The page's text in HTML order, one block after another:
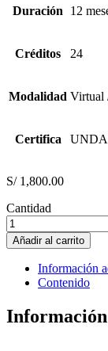
Duración 12
Créditos 24
Modalidad Virtual
Certifica
S/1,800.00
Cantidad
Dirección
y
Gerencia
Logística
Integral
cantidad
Añadir al carrito
Información
Contenido